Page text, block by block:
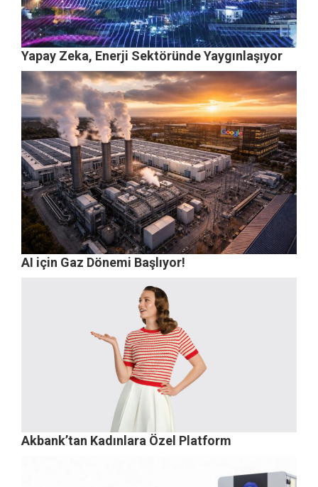
Yapay Zeka, Enerji Sektöründe Yaygınlaşıyor
AI için Gaz Dönemi Başlıyor!
Akbank’tan Kadınlara Özel Platform